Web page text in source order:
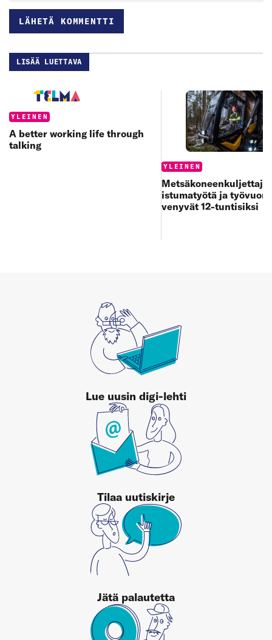
LISÄÄ LUETTAVA
Categories:
YLEINEN
A better working life through
talking
Categories:
YLEINEN
istumatyötä ja
venyvät 12-tuntisiksi
Lue uusin digi-lehti
Tilaa uutiskirje
Jätä palautetta